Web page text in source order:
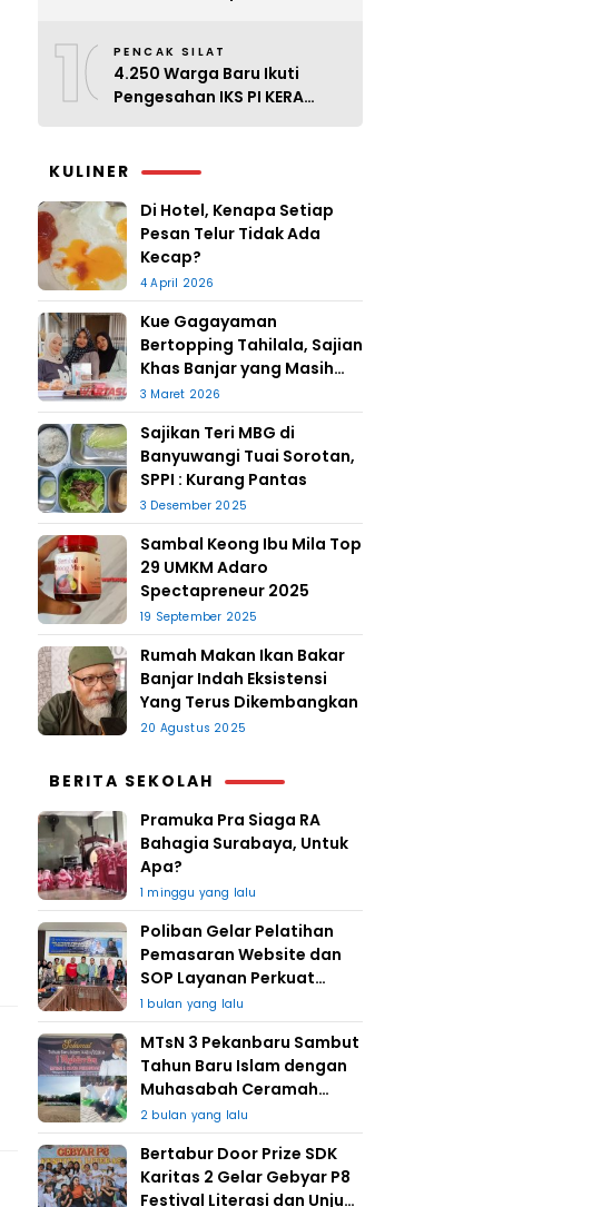
10PENCAK SILAT
4.250 Warga Baru Ikuti
Pengesahan IKS PI KERA
KULINER
Di Hotel, Kenapa Setiap
Pesan Telur Tidak Ada
Kecap?
4 April 2026
Kue Gagayaman
Bertopping Tahilala, Sajian
Khas Banjar yang Masih
Bertahan
3 Maret 2026
Sajikan Teri MBG di
Banyuwangi Tuai Sorotan,
SPPI : Kurang Pantas
3 Desember 2025
Sambal Keong Ibu Mila Top
29 UMKM Adaro
Spectapreneur 2025
19 September 2025
Rumah Makan Ikan Bakar
Banjar Indah Eksistensi
Yang Terus Dikembangkan
20 Agustus 2025
BERITA SEKOLAH
Pramuka Pra Siaga RA
Bahagia Surabaya, Untuk
Apa?
1 minggu yang lalu
Poliban Gelar Pelatihan
Pemasaran Website dan
SOP Layanan Perkuat
UMKM Berkat Guru Kapuh
1 bulan yang lalu
MTsN 3 Pekanbaru Sambut
Tahun Baru Islam dengan
Muhasabah Ceramah
Agama
2 bulan yang lalu
Bertabur Door Prize SDK
Karitas 2 Gelar Gebyar P8
Festival Literasi dan Unjuk